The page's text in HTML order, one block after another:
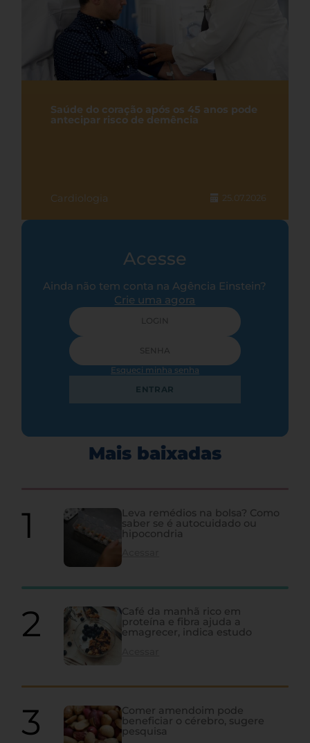
Saúde do coração após os 45 anos pode
antecipar risco de demência
Cardiologia 25.07.2026
Acesse
Ainda não tem conta na Agência Einstein?
Crie uma agora
Esqueci minha senha
ENTRAR
Mais baixadas
Leva remédios na bolsa? Como
saber se é autocuidado ou
hipocondria
Café da manhã rico em
proteína e fibra ajuda a
emagrecer, indica estudo
Comer amendoim pode
beneficiar o cérebro, sugere
pesquisa